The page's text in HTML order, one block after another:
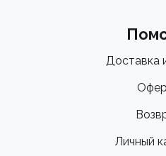
Доставка
Личный